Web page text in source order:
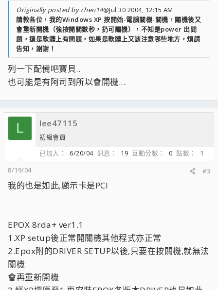
Originally posted by chen14@Jul 30 2004, 12:15 AM
請教各位，我的Windows XP 按開始-電腦關機-關機，關機後又
會重新開機（強按開關數秒，扔可關機），不知是power 出問
題，還是軟體上有問題，如果是軟體上又該注意哪些地方，煩請
告知，謝謝！
列一下配備吧寶貝..
也可能是有阿司到所以會開機...
L lee47115
初級會員
已加入
6/20/04 訊息 19 互動分數 0 點數
1
8/19/04
#3
我的也是如此,顯示卡是PCI
EPOX 8rda+ ver1.1
1.XP setup後正常開關機其他程式亦正常
2.Epox附的DRIVER SETUP以後,只要在按關機,就無法
關機
會再重新開機